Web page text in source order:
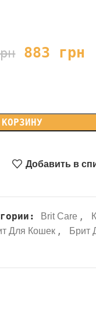
883 грн
Добавить в
Brit Care ,
Для Кошек , Брит